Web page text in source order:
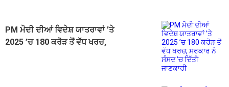
PM ਮੋਦੀ ਦੀਆਂ ਵਿਦੇਸ਼ ਯਾਤਰਾਵਾਂ ’ਤੇ
2025 ’ਚ 180 ਕਰੋੜ ਤੋਂ ਵੱਧ ਖਰਚ,